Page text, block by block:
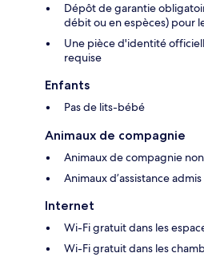
Dépôt de garantie
débit ou en espèces) pour
Une pièce d'identité
requise
Enfants
Pas de lits-bébé
Animaux de compagnie
Animaux de compagnie
Animaux d’assistance admis
Internet
Wi-Fi gratuit dans les
Wi-Fi gratuit dans les